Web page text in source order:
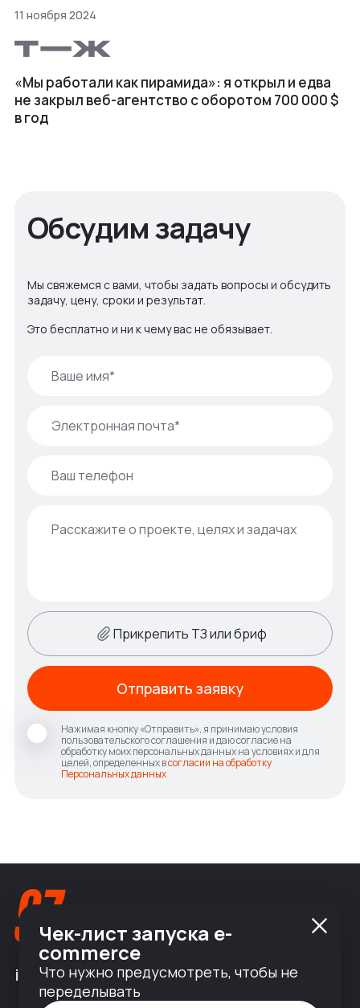
11 ноября 2024
«Мы работали как пирамида»: я открыл и едва
не закрыл веб⁠-⁠агентство с оборотом 700 000 $
в год
Обсудим задачу
Мы свяжемся с вами, чтобы задать вопросы и обсудить
задачу, цену, сроки и результат.
Это бесплатно и ни к чему вас не обязывает.
Прикрепить ТЗ или бриф
Нажимая кнопку «Отправить», я принимаю условия
пользовательского соглашения и даю согласие на
обработку моих персональных данных на условиях и для
целей, определенных всогласии на обработку
Персональных данных
Отправить заявку
info@nineseven.ru
Чек-лист запуска e-
commerce
Что нужно предусмотреть, чтобы не
переделывать